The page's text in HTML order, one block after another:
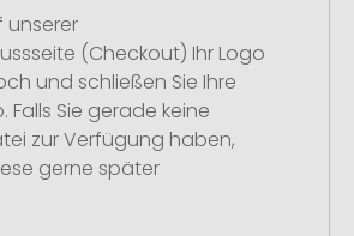
unserer
(Checkout) Ihr Logo
und schließen Sie Ihre
Falls Sie gerade keine
zur Verfügung haben,
gerne später